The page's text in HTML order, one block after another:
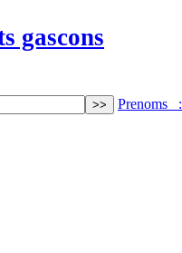
gascons
Prenoms :